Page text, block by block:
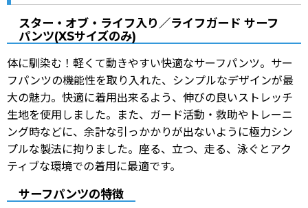
スター・オブ・ライフ入り／ライフガード サーフ
パンツ(XSサイズのみ)
体に馴染む！軽くて動きやすい快適なサーフパンツ。サー
フパンツの機能性を取り入れた、シンプルなデザインが最
大の魅力。快適に着用出来るよう、伸びの良いストレッチ
生地を使用しました。また、ガード活動・救助やトレーニ
ング時などに、余計な引っかかりが出ないように極力シン
プルな製法に拘りました。座る、立つ、走る、泳ぐとアク
ティブな環境での着用に最適です。
サーフパンツの特徴